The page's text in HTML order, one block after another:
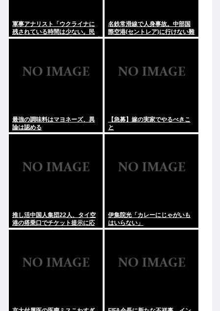
軍事アナリスト「ウクライナに
残されている時間は少ない。民
間施設テロではなくプランBやプ
名鉄常滑線で人身事故。中部国
際空港(セントレア)に行けない難
民が多数発生している模様
最強の調味料はマヨネーズ、異
論は認める
【急募】嫁の実家でやるべきこ
と
推し活中国人集団22人、タイ空
港の搭乗口でチケット提示に応
じず俳優と同じ機内に乗り込も
伊集院光「カレーにじゃがいも
はいらない」